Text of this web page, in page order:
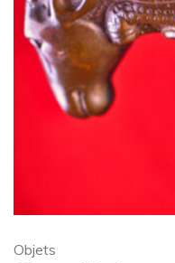
Objets